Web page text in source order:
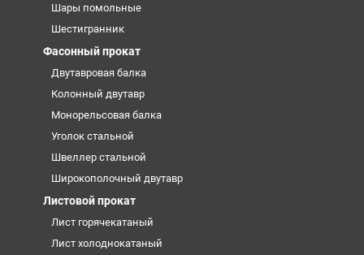
Шары помольные
Шестигранник
Фасонный прокат
Двутавровая балка
Колонный двутавр
Монорельсовая балка
Уголок стальной
Швеллер стальной
Широкополочный двутавр
Листовой прокат
Лист горячекатаный
Лист холоднокатаный